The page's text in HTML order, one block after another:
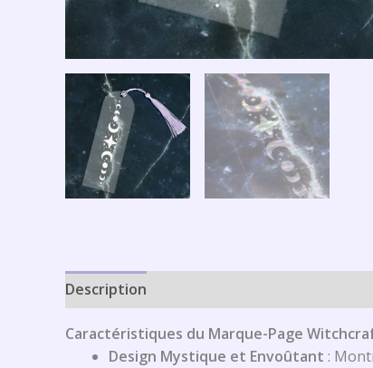
Description
Caractéristiques du Marque-Page
Design Mystique et Envoûtant :